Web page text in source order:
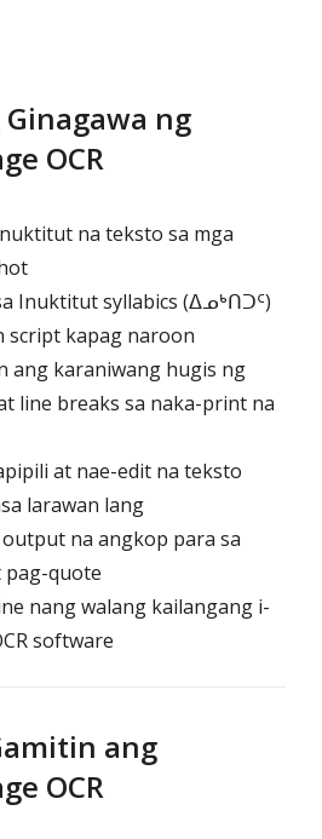
ng
OCR
na teksto sa mga
Inuktitut syllabics (ᐃᓄᒃᑎᑐᑦ)
kapag naroon
ang karaniwang hugis ng
line breaks sa naka-print na
at nae-edit na teksto
larawan lang
na angkop para sa
pag-quote
nang walang kailangang i-
software
ang
OCR